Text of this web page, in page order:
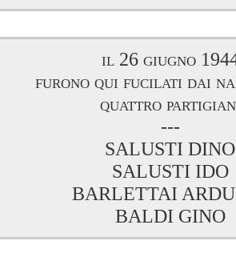
il 26 giugno
furono qui fucilati dai
quattro
---
SALUSTI DINO
SALUSTI IDO
BARLETTAI
BALDI GINO